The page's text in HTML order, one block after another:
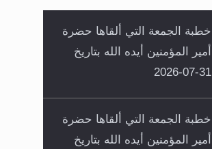
خطبة الجمعة التي ألقاها حضرة
أمير المؤمنين أيده الله بتاريخ
31-07-2026
خطبة الجمعة التي ألقاها حضرة
أمير المؤمنين أيده الله بتاريخ